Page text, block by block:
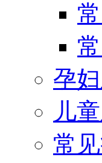
孕
儿
常